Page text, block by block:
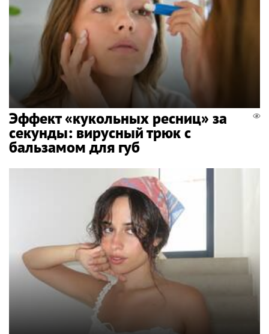
Эффект «кукольных ресниц» за
секунды: вирусный трюк с
бальзамом для губ